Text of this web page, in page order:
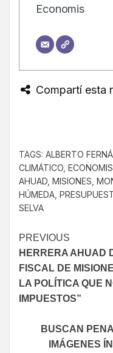
Economis
Compartí esta
TAGS: ALBERTO
CLIMÁTICO ECONOMIS
AHUAD MISIONES
HÚMEDA
SELVA
PREVIOUS
HERRERA AHUAD
FISCAL DE
LA POLÍTICA QUE
IMPUESTOS”
BUSCAN
IMÁGENES